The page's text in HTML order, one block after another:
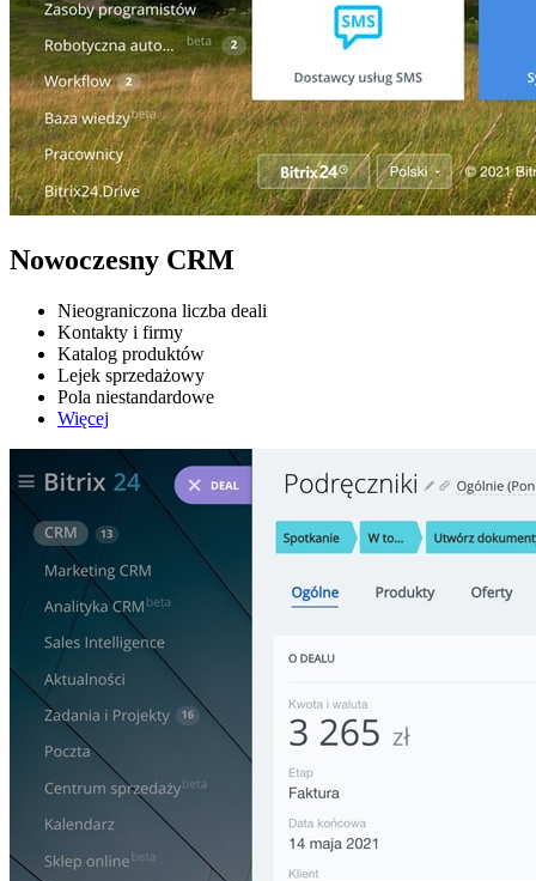
Nowoczesny CRM
Nieograniczona liczba deali
Kontakty i firmy
Katalog produktów
Lejek sprzedażowy
Pola niestandardowe
Więcej